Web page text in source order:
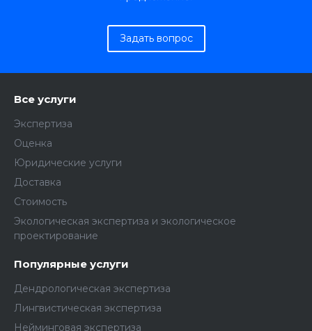
Задать вопрос
Все услуги
Экспертиза
Оценка
Юридические услуги
Доставка
Стоимость
Экологическая экспертиза и экологическое
проектирование
Популярные услуги
Дендрологическая экспертиза
Лингвистическая экспертиза
Нейминговая экспертиза